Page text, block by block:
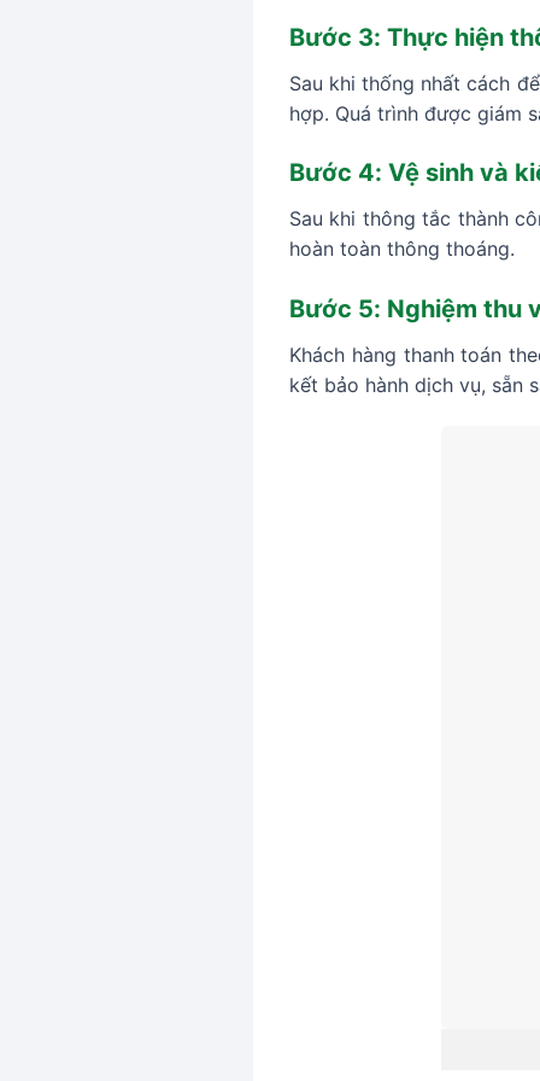
Bước 3: Thực hiện
Sau khi thống nhất cách
hợp. Quá trình được giám
Bước 4: Vệ sinh và
Sau khi thông tắc thành
hoàn toàn thông thoáng.
Bước 5: Nghiệm thu
Khách hàng thanh toán
kết bảo hành dịch vụ, sẵn